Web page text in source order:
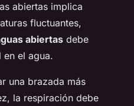
abiertas implica
fluctuantes,
abiertas debe
el agua.
una brazada más
la respiración debe